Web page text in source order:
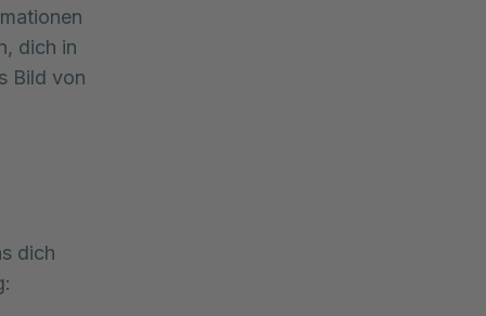
dich in
Bild von
dich